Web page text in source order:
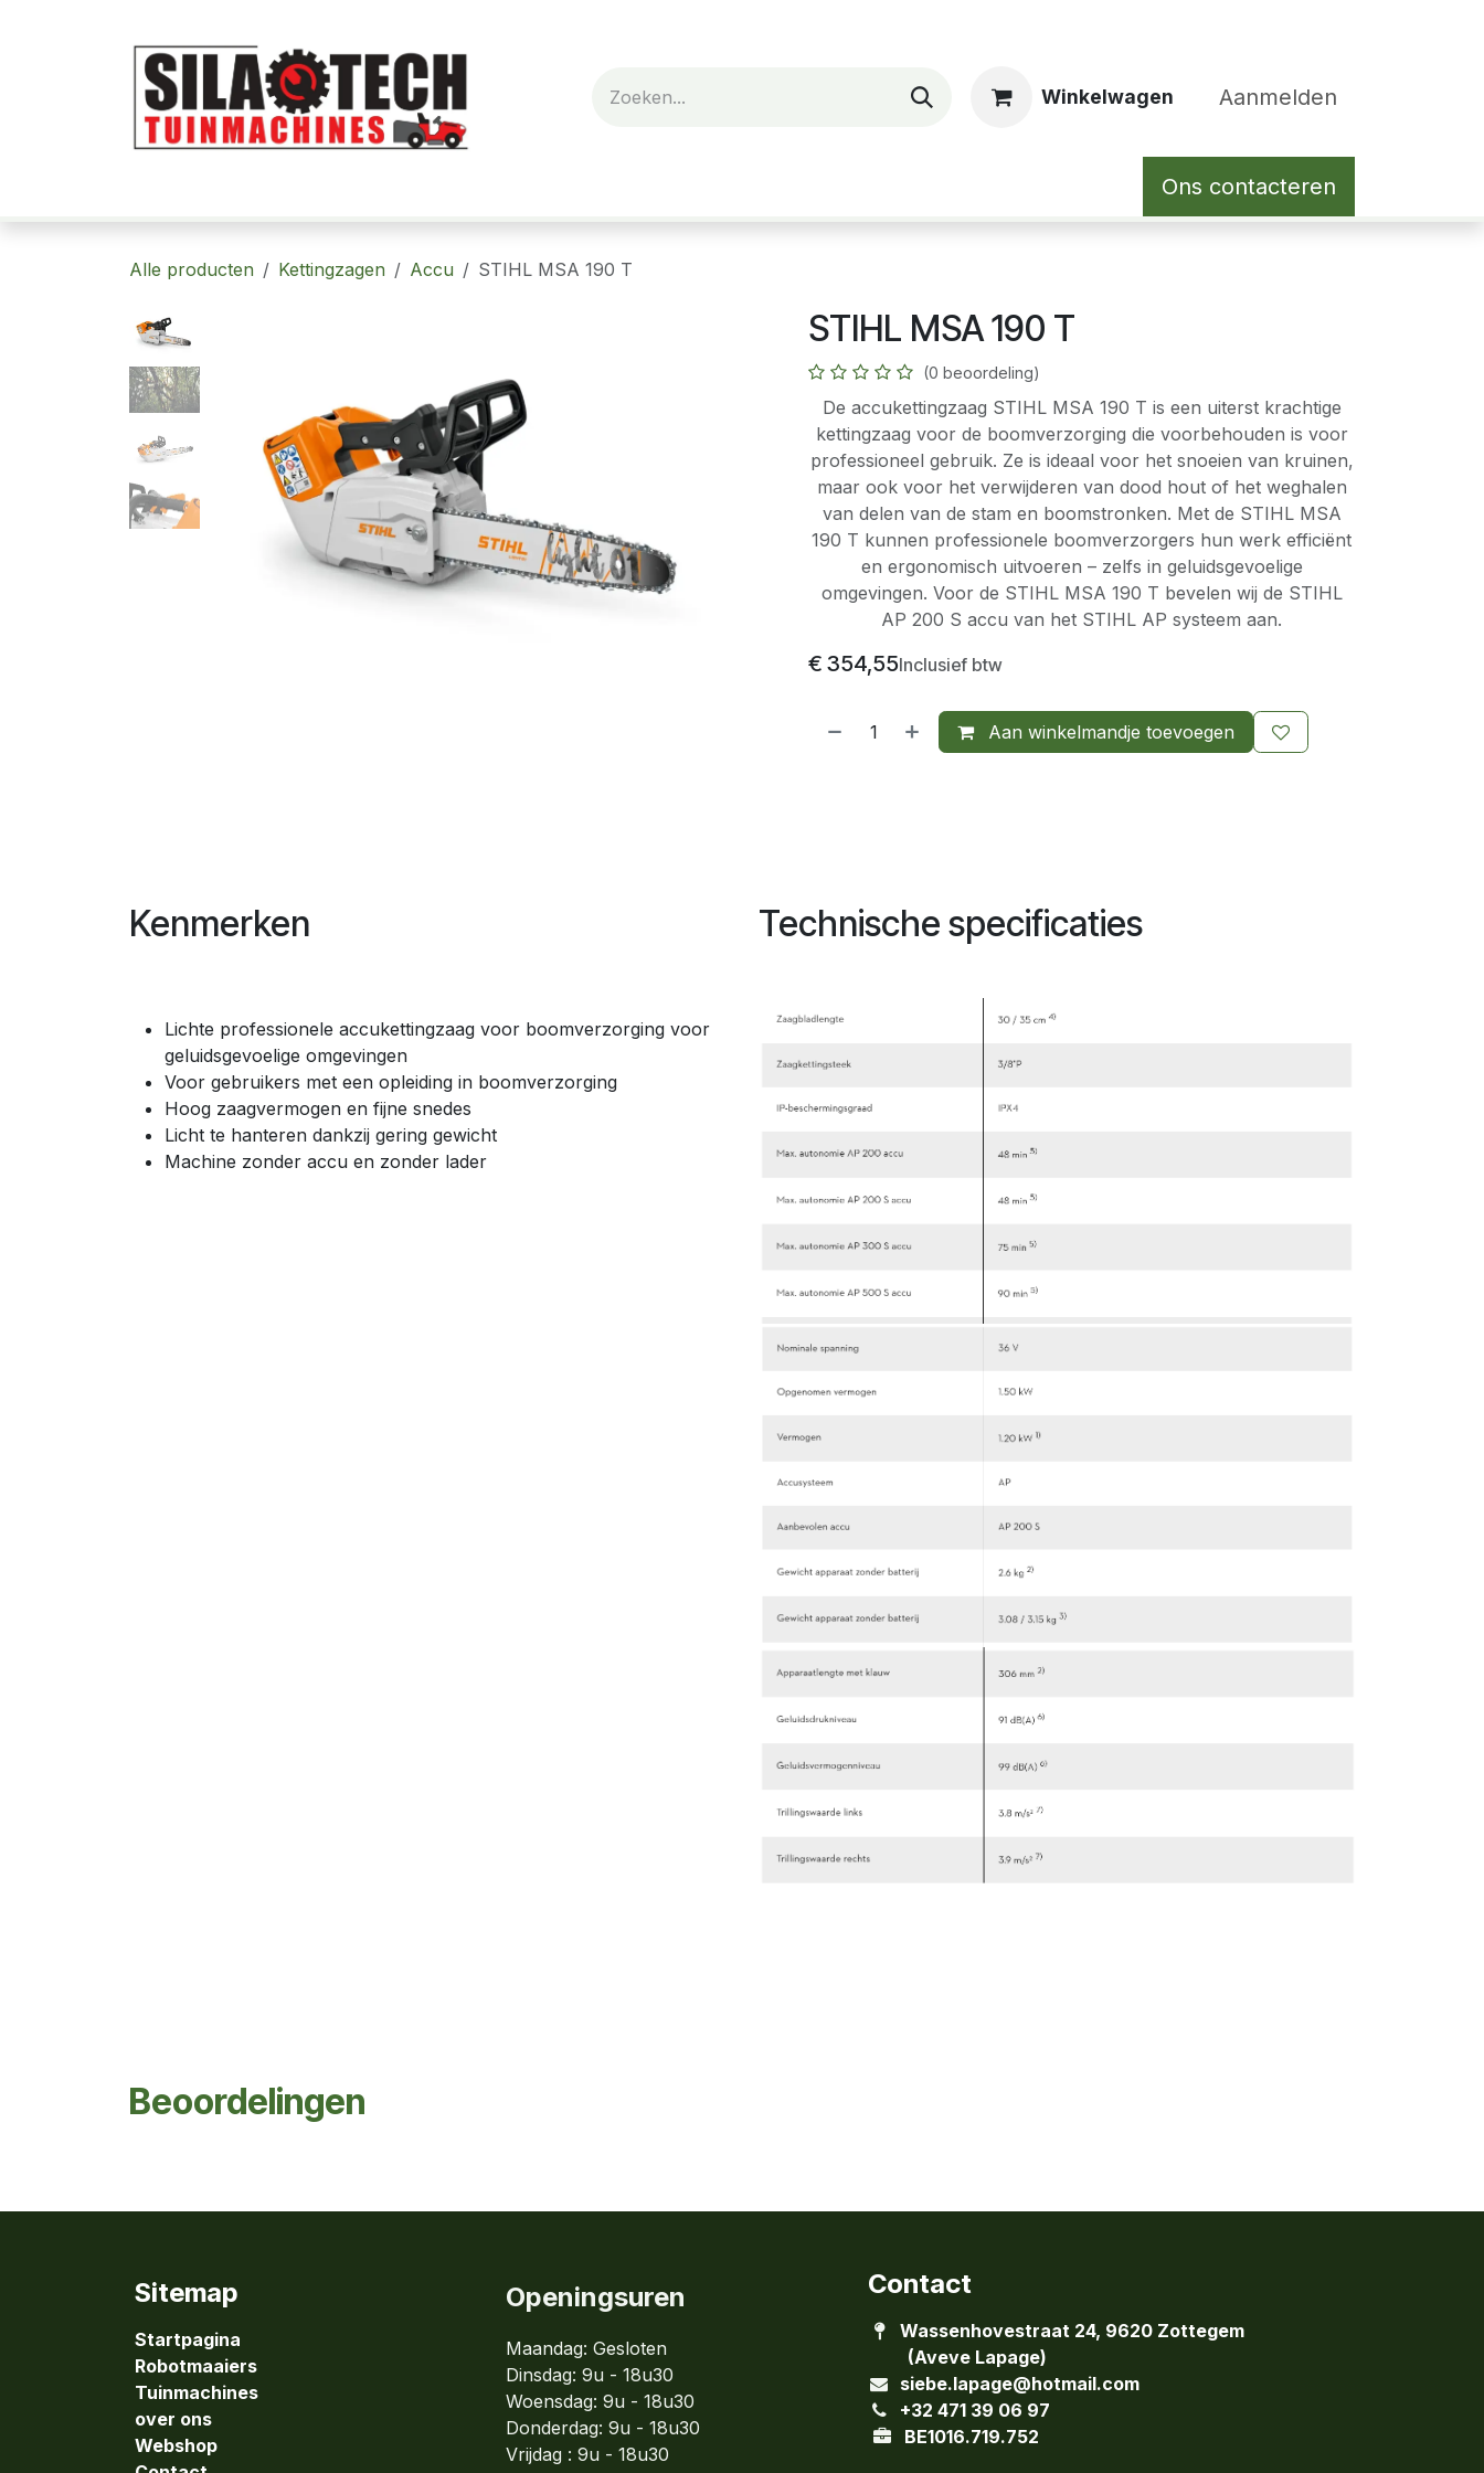
Winkelwagen Aanmelden
Ons contacteren
Alle producten Kettingzagen Accu STIHL MSA 190 T
STIHL MSA 190 T
(0 beoordeling)
De accukettingzaag STIHL MSA 190 T is een uiterst krachtige
kettingzaag voor de boomverzorging die voorbehouden is voor
professioneel gebruik. Ze is ideaal voor het snoeien van kruinen,
maar ook voor het verwijderen van dood hout of het weghalen
van delen van de stam en boomstronken. Met de STIHL MSA
190 T kunnen professionele boomverzorgers hun werk efficiënt
en ergonomisch uitvoeren – zelfs in geluidsgevoelige
omgevingen. Voor de STIHL MSA 190 T bevelen wij de STIHL
AP 200 S accu van het STIHL AP systeem aan.
€ 354,55Inclusief btw
Aan winkelmandje toevoegen
Kenmerken
Lichte professionele accukettingzaag voor boomverzorging voor
geluidsgevoelige omgevingen
Voor gebruikers met een opleiding in boomverzorging
Hoog zaagvermogen en fijne snedes
Licht te hanteren dankzij gering gewicht
Machine zonder accu en zonder lader
Technische specificaties
Beoordelingen
Sitemap
Startpagina
Robotmaaiers
Tuinmachines
over ons
Webshop
Contact
Wassenhovestraat 24, 9620 Zottegem
(Aveve Lapage)
siebe.lapage@hotmail.com
+32 471 39 06 97
BE1016.719.752
Openingsuren
Maandag: Gesloten
Dinsdag: 9u - 18u30
Woensdag: 9u - 18u30
Donderdag: 9u - 18u30
Vrijdag : 9u - 18u30